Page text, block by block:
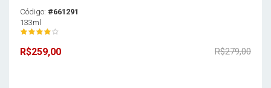
Código: #661291
133ml
R$279,00
R$259,00